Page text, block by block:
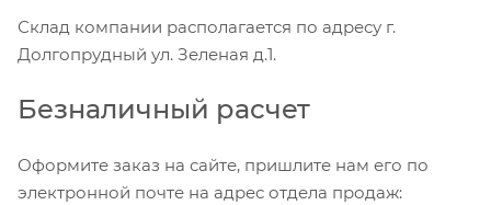
Склад компании располагается по адресу г.
Долгопрудный ул. Зеленая д.1.
Безналичный расчет
Оформите заказ на сайте, пришлите нам его по
электронной почте на адрес отдела продаж: